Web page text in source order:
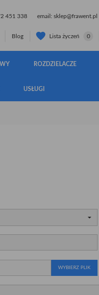
451 338 email: sklep@frawent.pl
Blog Lista życzeń 0
ROZDZIELACZE
USŁUGI
WYBIERZ PLIK